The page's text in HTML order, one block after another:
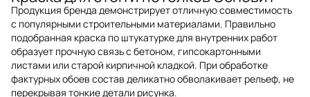
Продукция бренда демонстрирует отличную совместимость
с популярными строительными материалами. Правильно
подобранная краска по штукатурке для внутренних работ
образует прочную связь с бетоном, гипсокартонными
листами или старой кирпичной кладкой. При обработке
фактурных обоев состав деликатно обволакивает рельеф, не
перекрывая тонкие детали рисунка.